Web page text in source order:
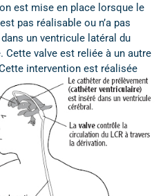
est mise en place lorsque le
pas réalisable ou n’a pas
un ventricule latéral du
Cette valve est reliée à un autre
intervention est réalisée